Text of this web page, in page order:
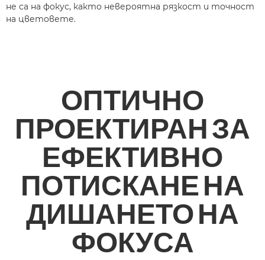
не са на фокус, както невероятна рязкост и точност
на цветовете.
ОПТИЧНО
ПРОЕКТИРАН ЗА
ЕФЕКТИВНО
ПОТИСКАНЕ НА
ДИШАНЕТО НА
ФОКУСА